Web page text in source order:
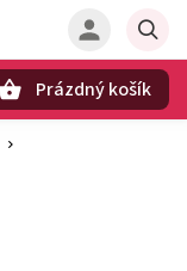
Prázdný košík